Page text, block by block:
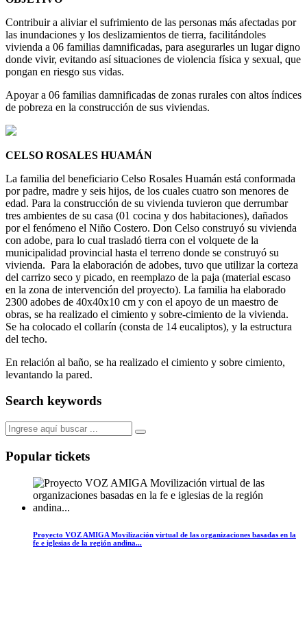
Contribuir a aliviar el sufrimiento de las personas más afectadas por
las inundaciones y los deslizamientos de tierra, facilitándoles
vivienda a 06 familias damnificadas, para asegurarles un lugar digno
donde vivir, evitando así situaciones de violencia física y sexual, que
pongan en riesgo sus vidas.
Apoyar a 06 familias damnificadas de zonas rurales con altos índices
de pobreza en la construcción de sus viviendas.
CELSO ROSALES HUAMÁN
La familia del beneficiario Celso Rosales Huamán está conformada
por padre, madre y seis hijos, de los cuales cuatro son menores de
edad. Para la construcción de su vivienda tuvieron que derrumbar
tres ambientes de su casa (01 cocina y dos habitaciones), dañados
por el fenómeno el Niño Costero. Don Celso construyó su vivienda
con adobe, para lo cual trasladó tierra con el volquete de la
municipalidad provincial hasta el terreno donde se construyó su
vivienda. Para la elaboración de adobes, tuvo que utilizar la corteza
del carrizo seco y picado, en reemplazo de la paja (material escaso
en la zona de intervención del proyecto). La familia ha elaborado
2300 adobes de 40x40x10 cm y con el apoyo de un maestro de
obras, se ha realizado el cimiento y sobre-cimiento de la vivienda.
Se ha colocado el collarín (consta de 14 eucaliptos), y la estructura
del techo.
En relación al baño, se ha realizado el cimiento y sobre cimiento,
levantando la pared.
Search keywords
Popular tickets
Proyecto VOZ AMIGA Movilización virtual de las organizaciones basadas en la
fe e iglesias de la región andina...